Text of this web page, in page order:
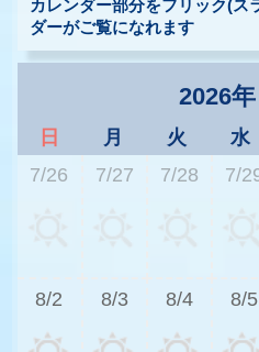
カレンダー部分をフリック(ス
ダーがご覧になれます
2026年
日 月 火 水
7/26
7/27 7/28 7/
8/2 8/3 8/4 8/5